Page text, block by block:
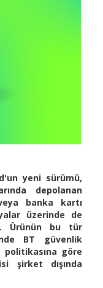
yeni sürümü,
depolanan
banka kartı
üzerinde de
Ürünün bu tür
BT güvenlik
göre
şirket dışında